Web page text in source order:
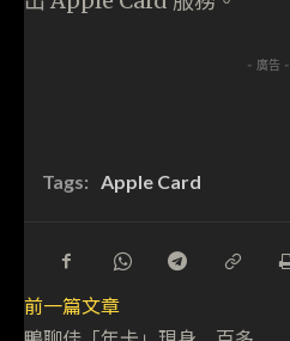
- 廣告 -
Tags: Apple Card
前一篇文章